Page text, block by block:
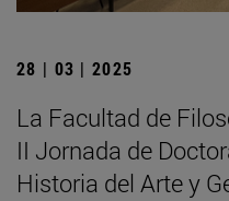
28 | 03 | 2025
La Facultad de
II Jornada de
Historia del Arte y